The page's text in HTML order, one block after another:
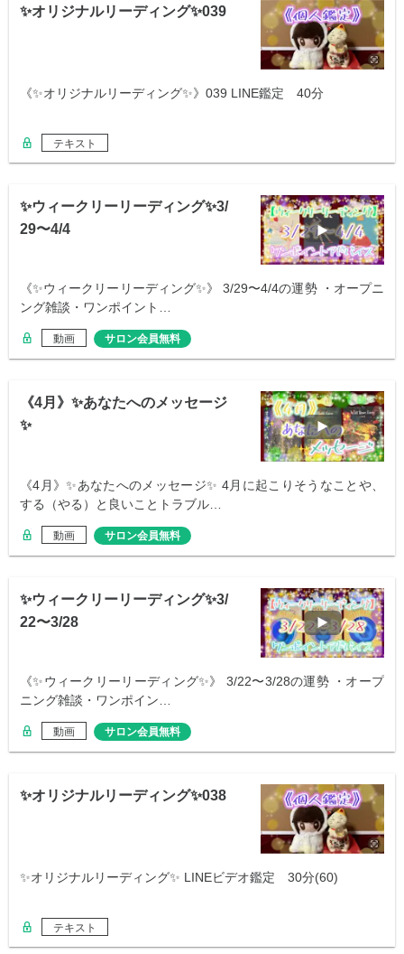
✨オリジナルリーディング✨039
《✨オリジナルリーディング✨》039 LINE鑑定 40分
テキスト
✨ウィークリーリーディング✨3/
29〜4/4
《✨ウィークリーリーディング✨》 3/29〜4/4の運勢 ・オープニ
ング雑談・ワンポイント…
動画 サロン会員無料
《4月》✨あなたへのメッセージ
✨
《4月》✨あなたへのメッセージ✨ 4月に起こりそうなことや、
する（やる）と良いことトラブル…
動画 サロン会員無料
✨ウィークリーリーディング✨3/
22〜3/28
《✨ウィークリーリーディング✨》 3/22〜3/28の運勢 ・オープ
ニング雑談・ワンポイン…
動画 サロン会員無料
✨オリジナルリーディング✨038
✨オリジナルリーディング✨ LINEビデオ鑑定 30分(60)
テキスト